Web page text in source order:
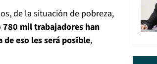
de la situación de pobreza,
780 mil trabajadores han
eso les será posible,